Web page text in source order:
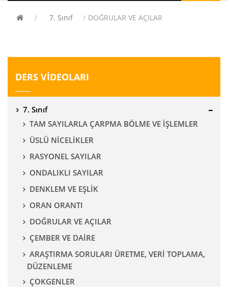
7. Sınıf DOĞRULAR VE AÇILAR
DERS VİDEOLARI
7. Sınıf
TAM SAYILARLA ÇARPMA BÖLME VE İŞLEMLER
ÜSLÜ NİCELİKLER
RASYONEL SAYILAR
ONDALIKLI SAYILAR
DENKLEM VE EŞLİK
ORAN ORANTI
DOĞRULAR VE AÇILAR
ÇEMBER VE DAİRE
ARAŞTIRMA SORULARI ÜRETME, VERİ TOPLAMA,
DÜZENLEME
ÇOKGENLER